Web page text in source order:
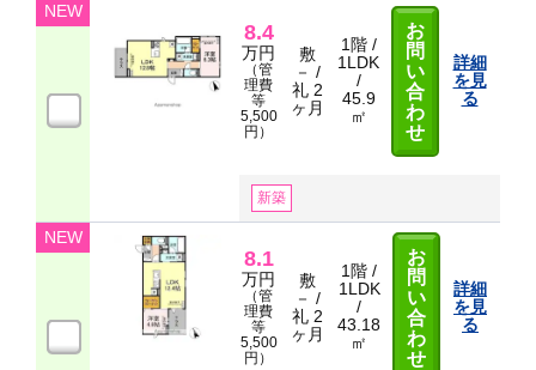
NEW
8.4
万円
（管
理費
等
5,500
円）
敷
－ /
礼 2
ヶ月
1階 /
1LDK
/
45.9
㎡
お
問
い
合
わ
せ
詳細
を見
る
新築
NEW
8.1
万円
（管
理費
等
5,500
円）
敷
－ /
礼 2
ヶ月
1階 /
1LDK
/
43.18
㎡
お
問
い
合
わ
せ
詳細
を見
る